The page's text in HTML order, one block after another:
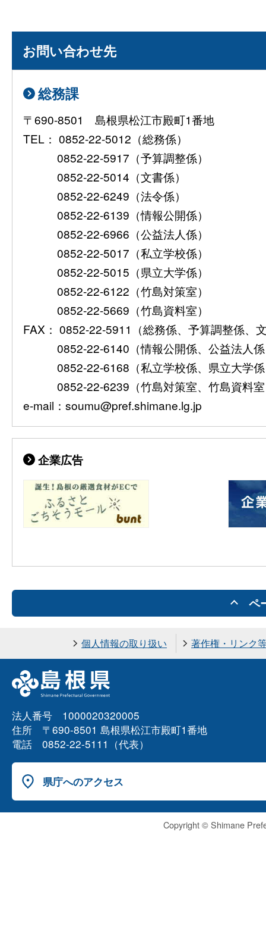
お問い合わせ先
総務課
〒690-8501 島根県松江市殿町1番地
TEL： 0852-22-5012（総務係）
0852-22-5917（予算調整係）
0852-22-5014（文書係）
0852-22-6249（法令係）
0852-22-6139（情報公開係）
0852-22-6966（公益法人係）
0852-22-5017（私立学校係）
0852-22-5015（県立大学係）
0852-22-6122（竹島対策室）
0852-22-5669（竹島資料室）
FAX： 0852-22-5911（総務係、予算調整係、
0852-22-6140（情報公開係、公益法人
0852-22-6168（私立学校係、県立大学
0852-22-6239（竹島対策室、竹島資料
e-mail：soumu@pref.shimane.lg.jp
企業広告
ペ
個人情報の取り扱い 著作権・リンク
法人番号 1000020320005
住所 〒690-8501 島根県松江市殿町1番地
電話 0852-22-5111（代表）
県庁へのアクセス
Copyright © Shimane